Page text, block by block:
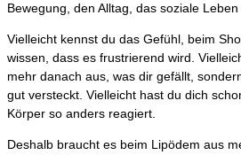
Bewegung, den Alltag, das soziale
Vielleicht kennst du das Gefühl, beim
wissen, dass es frustrierend wird.
mehr danach aus, was dir gefällt,
gut versteckt. Vielleicht hast du dich
Körper so anders reagiert.
Deshalb braucht es beim Lipödem aus